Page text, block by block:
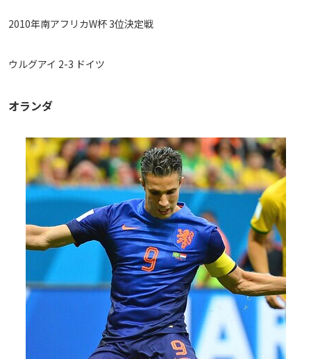
2010年南アフリカW杯 3位決定戦
ウルグアイ 2-3 ドイツ
オランダ